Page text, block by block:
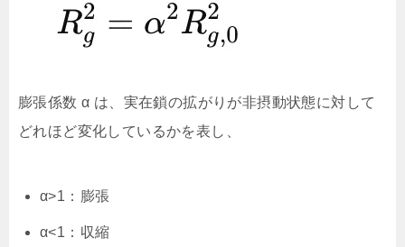
膨張係数 α は、実在鎖の拡がりが非摂動状態に対して
どれほど変化しているかを表し、
α>1：膨張
α<1：収縮